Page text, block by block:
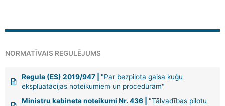
NORMATĪVAIS REGULĒJUMS
Regula (ES) 2019/947 | "Par bezpilota gaisa kuģu
ekspluatācijas noteikumiem un procedūrām"
Ministru kabineta noteikumi Nr. 436 | "Tālvadības pilotu